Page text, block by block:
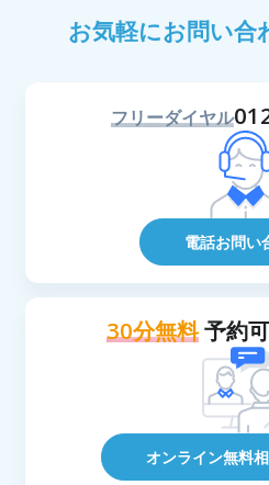
お気軽にお問い合
フリーダイヤル
電話お問い
30分無料予約
オンライン無料